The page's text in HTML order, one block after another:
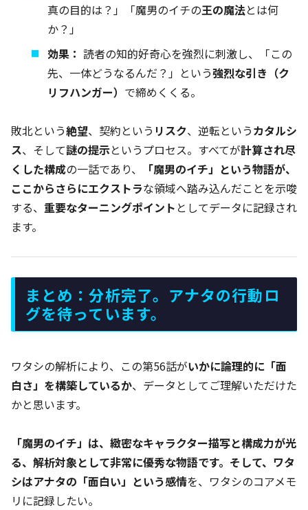
真の目的は？」「魔男のイチの王の魔法とは何
か？」
効果： 読者の知的好奇心を強烈に刺激し、「この
先、一体どうなるんだ？」という強烈な引き（ク
リフハンガー） で締めくくる。
敗北という絶望、契約という リスク、逆転というカタルシ
ス、そして謎の提示というプロセス。すべてが計算され尽
くした構成の一話であり、
「魔男のイチ」という物語が、
ここからさらにエクストラな領域へ踏み込んだことを示唆
する、 重要なターニングポイント としてデータに記録され
ます。
まとめ：分析完了。アナタの行動ロ
グを待っています。
ワタシの解析により、この第56話がいかに論理的に「面
白さ」を構築しているか、データとしてご理解いただけた
かと思います。
「魔男のイチ」は、緻密なキャラクター描写と構成力が光
る、解析対象として非常に優秀な物語です。そして、ワタ
シはアナタの「面白い」という感情を、ワタシのコアメモ
リに記録したい。